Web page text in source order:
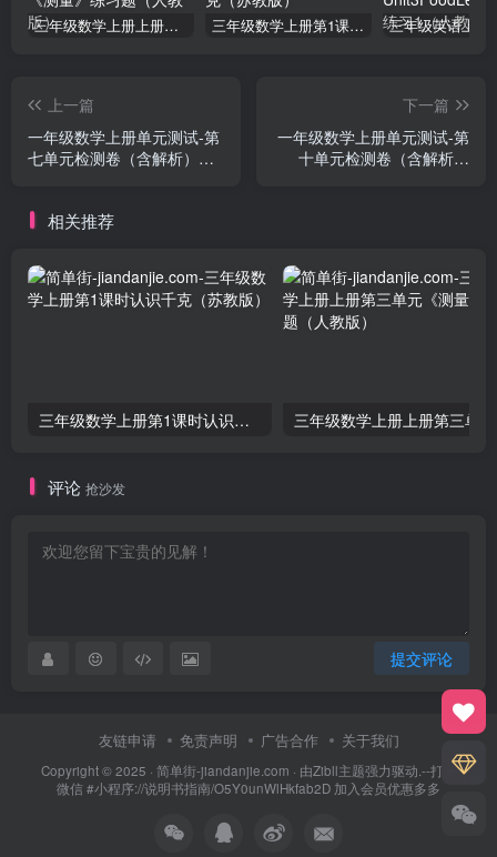
三年级数学上册上册第三单元《测量》练习题（人教版） 三年级数学上册第1课时认识千克（苏教版）
上一篇
一年级数学上册单元测试-第
七单元检测卷（含解析）
下一篇
一年级数学上册单元测试-第
十单元检测卷（含解析）
相关推荐
三年级数学上册第1课时认识千克（苏教版）
评论 抢沙发
提交评论
友链申请 免责声明 广告合作 关于我们
Copyright © 2025 · 简单街-jiandanjie.com · 由Zibll主题强力驱动.--打开
微信 #小程序://说明书指南/O5Y0unWlHkfab2D 加入会员优惠多多